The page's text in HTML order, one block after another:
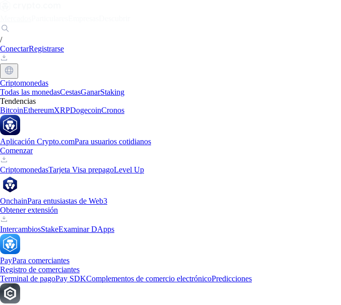
/
ConectarRegistrarse
Criptomonedas
Todas las monedasCestasGanarStaking
Tendencias
BitcoinEthereumXRPDogecoinCronos
Aplicación Crypto.comPara usuarios cotidianos
Comenzar
CriptomonedasTarjeta Visa prepagoLevel Up
OnchainPara entusiastas de Web3
Obtener extensión
IntercambiosStakeExaminar DApps
PayPara comerciantes
Registro de comerciantes
Terminal de pagoPay SDKComplementos de comercio electrónicoPredicciones